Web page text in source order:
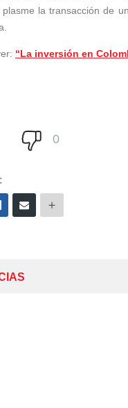
la transacción de
“La inversión en